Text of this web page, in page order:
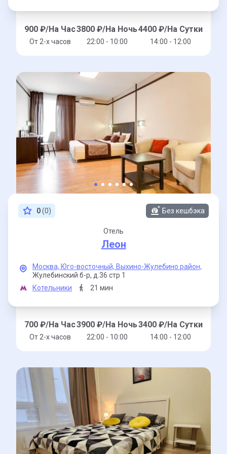
900 ₽/На Час
От 2-x часов
3800 ₽/На Ночь
22:00 - 10:00
4400 ₽/На Сутки
14:00 - 12:00
0(0) Без кешбэка
Отель
Леон
Москва, Юго-восточный, Выхино-Жулебино район,
Жулебинский б-р, д.36 стр 1
Котельники
21 мин
700 ₽/На Час
От 2-x часов
3900 ₽/На Ночь
22:00 - 10:00
3400 ₽/На Сутки
14:00 - 12:00